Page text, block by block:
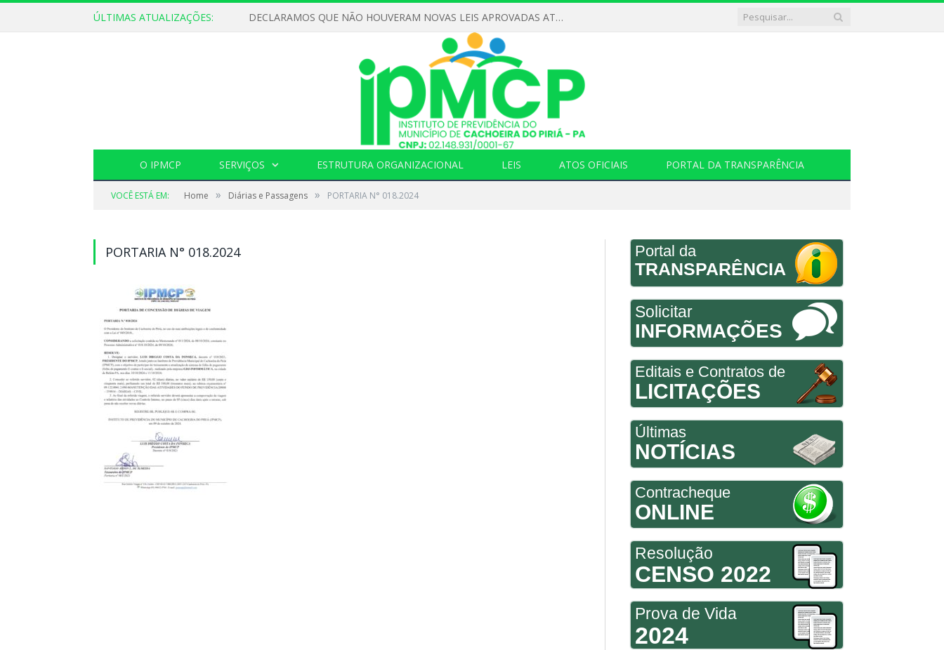
ÚLTIMAS ATUALIZAÇÕES: DECLARAMOS QUE NÃO HOUVERAM NOVAS LEIS APROVADAS ATÉ O MOMENTO PARA O INSTITUTO DE PREVIDÊNCIA NO ANO DE 2026
O IPMCP SERVIÇOS ESTRUTURA ORGANIZACIONAL LEIS ATOS OFICIAIS PORTAL DA TRANSPARÊNCIA
VOCÊ ESTÁ EM: Home » Diárias e Passagens » PORTARIA N° 018.2024
PORTARIA N° 018.2024 Portal da
TRANSPARÊNCIA
Solicitar
INFORMAÇÕES
Editais e Contratos de
LICITAÇÕES
Últimas
NOTÍCIAS
Contracheque
ONLINE
Resolução
CENSO 2022
Prova de Vida
2024